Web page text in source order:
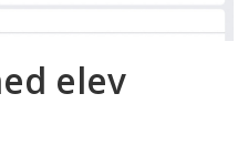
elev